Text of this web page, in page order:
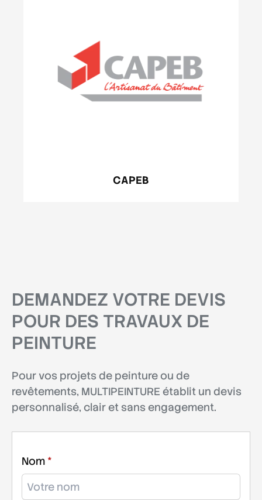
CAPEB
DEMANDEZ VOTRE DEVIS
POUR DES TRAVAUX DE
PEINTURE
Pour vos projets de peintureou de
revêtements, MULTIPEINTURE établit un devis
personnalisé, clair et sans engagement.
Nom